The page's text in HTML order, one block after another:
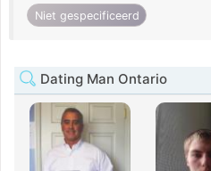
Niet gespecificeerd
Dating Man Ontario